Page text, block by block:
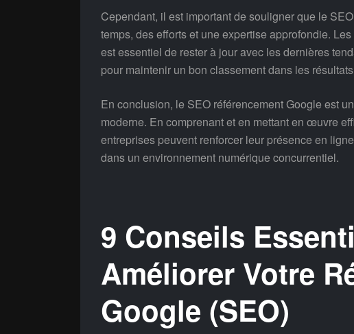
Cependant, il est important de souligner que le
temps, des efforts et une expertise approfondie.
est essentiel de rester à jour avec les dernières
pour maintenir un bon classement dans les
En conclusion, le SEO référencement Google est
moderne. En comprenant et en mettant en œuvre
entreprises peuvent renforcer leur présence en
dans un environnement numérique concurrentiel.
9 Conseils
Améliorer Votre
Google (SEO)